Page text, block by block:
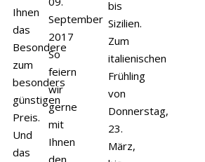
Ihnen
das
Besondere
zum
besonders
günstigen
Preis.
Und
das
September
2017
So
feiern
wir
gerne
mit
Ihnen
bis
Sizilien.
Zum
italienischen
Frühling
von
Donnerstag,
23.
März,